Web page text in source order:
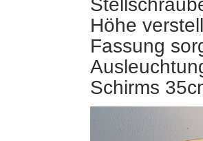
Höhe
Fassung
Schirms